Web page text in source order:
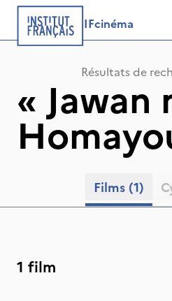
IFcinéma
Résultats de
« Jawan
Films (1)
1 film